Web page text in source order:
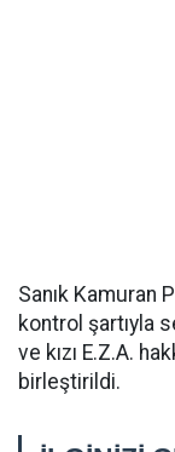
Sanık Kamuran
kontrol şartıyla
ve kızı E.Z.A.
birleştirildi.